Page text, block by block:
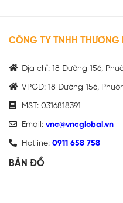
CÔNG TY TNHH THƯƠNG
Địa chỉ: 18 Đường 156,
VPGD: 18 Đường 156,
MST: 0316818391
Email: vnc@vncglobal.vn
Hotline: 0911 658 758
BẢN ĐỒ